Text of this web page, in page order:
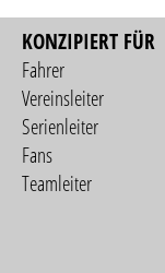
KONZIPIERT FÜR
Fahrer
Vereinsleiter
Serienleiter
Fans
Teamleiter